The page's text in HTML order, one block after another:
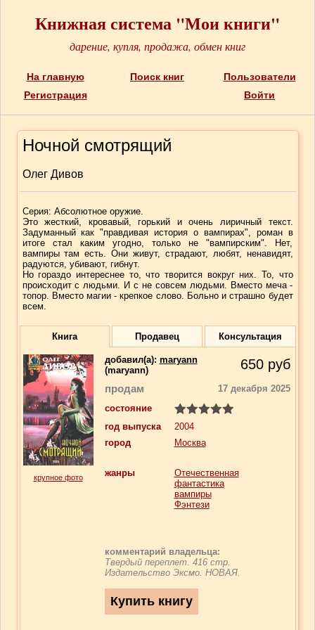
Книжная система "Мои книги"
дарение, купля, продажа, обмен книг
На главную Поиск книг
Пользователи
Регистрация
Войти
Ночной смотрящий
Олег Дивов
Серия: Абсолютное оружие.
Это жесткий, кровавый, горький и очень лиричный текст.
Задуманный как "правдивая история о вампирах", роман в
итоге стал каким угодно, только не "вампирским". Нет,
вампиры там есть. Они живут, страдают, любят, ненавидят,
радуются, убивают, гибнут.
Но гораздо интереснее то, что творится вокруг них. То, что
происходит с людьми. И с не совсем людьми. Вместо меча -
топор. Вместо магии - крепкое слово. Больно и страшно будет
всем.
Книга Продавец Консультация
крупное фото
добавил(a): maryann
(maryann)
650 руб
продам
17 декабря 2025
состояние
год выпуска
2004
город
Москва
жанры
Отечественная
фантастика
вампиры
Фэнтези
комментарий владельца:
Твердый переплет. 416 стр.
Издательство Эксмо. НОВАЯ.